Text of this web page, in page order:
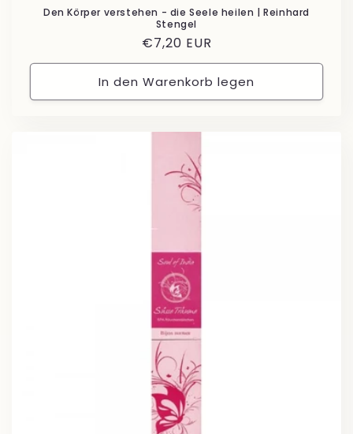
Den Körper verstehen - die Seele heilen | Reinhard
Stengel
Normaler
Preis
€7,20 EUR
In den Warenkorb legen